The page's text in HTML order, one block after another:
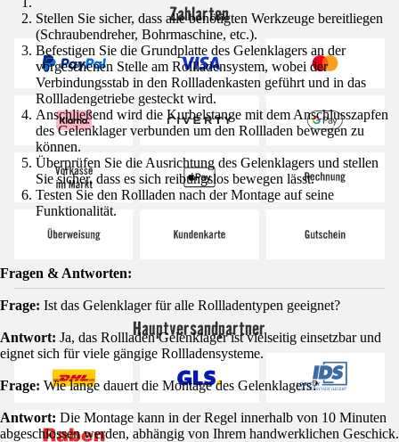
Stellen Sie sicher, dass alle benötigten Werkzeuge bereitliegen
(Schraubendreher, Bohrmaschine, etc.).
Befestigen Sie die Grundplatte des Gelenklagers an der
vorgesehenen Stelle am Rollladensystem, wobei der
Verbindungsstab in den Rollladenkasten geführt und in das
Rollladengetriebe gesteckt wird.
Anschließend wird die Kurbelstange mit dem Anschlusszapfen
des Gelenklager verbunden um den Rollladen bewegen zu
können.
Überprüfen Sie die Ausrichtung des Gelenklagers und stellen
Sie sicher, dass es sich reibungslos bewegen lässt.
Testen Sie den Rollladen nach der Montage auf seine
Funktionalität.
Fragen & Antworten:
Frage: Ist das Gelenklager für alle Rollladentypen geeignet?
Antwort: Ja, das Rollladen Gelenklager ist vielseitig einsetzbar und
eignet sich für viele gängige Rollladensysteme.
Frage: Wie lange dauert die Montage des Gelenklagers?
Antwort: Die Montage kann in der Regel innerhalb von 10 Minuten
abgeschlossen werden, abhängig von Ihrem handwerklichen Geschick.
Zahlarten
Hauptversandpartner